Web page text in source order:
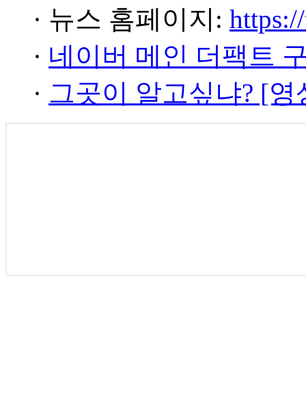
· 뉴스 홈페이지:
· 네이버 메인 더팩트
· 그곳이 알고싶냐? [